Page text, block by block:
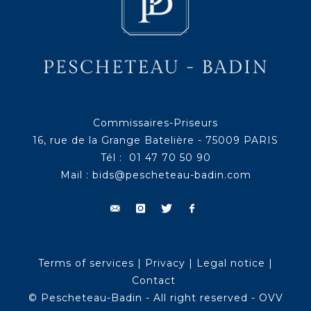
Commissaires-Priseurs
16, rue de la Grange Batelière - 75009 PARIS
Tél : 01 47 70 50 90
Mail : bids@pescheteau-badin.com
Terms of services | Privacy | Legal notice |
Contact
© Pescheteau-Badin - All right reserved - OVV